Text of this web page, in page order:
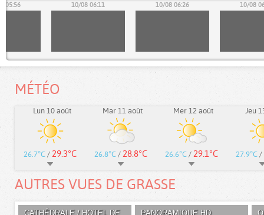
05:56 10/08 06:11 10/08 06:26 10/08
MÉTÉO
Lun 10 août
26.7°C / 29.3°C
Mar 11 août
26.8°C / 28.8°C
Mer 12 août
26.6°C / 29.1°C
Jeu
27.9°C /
AUTRES VUES DE GRASSE
CATHÉDRALE / HOTEL DE
PANORAMIQUE HD